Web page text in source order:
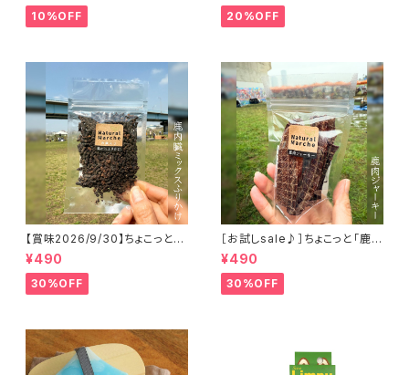
10%OFF 20%OFF
【賞味2026/9/30】ちょこっと
「鹿内臓mixふりかけ」ジビエ鹿
おやつ
¥490
30%OFF
［お試しsale♪］ちょこっと「鹿肉
ジャーキー」ジビエ鹿 おやつ
¥490
30%OFF